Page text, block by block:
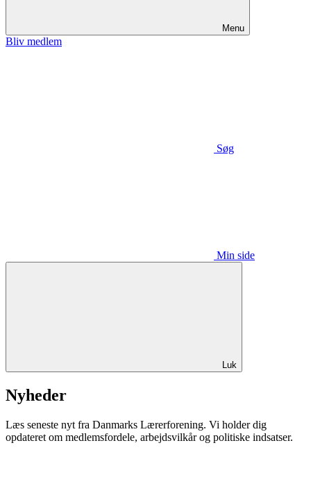
Menu
Bliv medlem
Søg
Min side
Luk
Nyheder
Læs seneste nyt fra Danmarks Lærerforening. Vi holder dig
opdateret om medlemsfordele, arbejdsvilkår og politiske indsatser.